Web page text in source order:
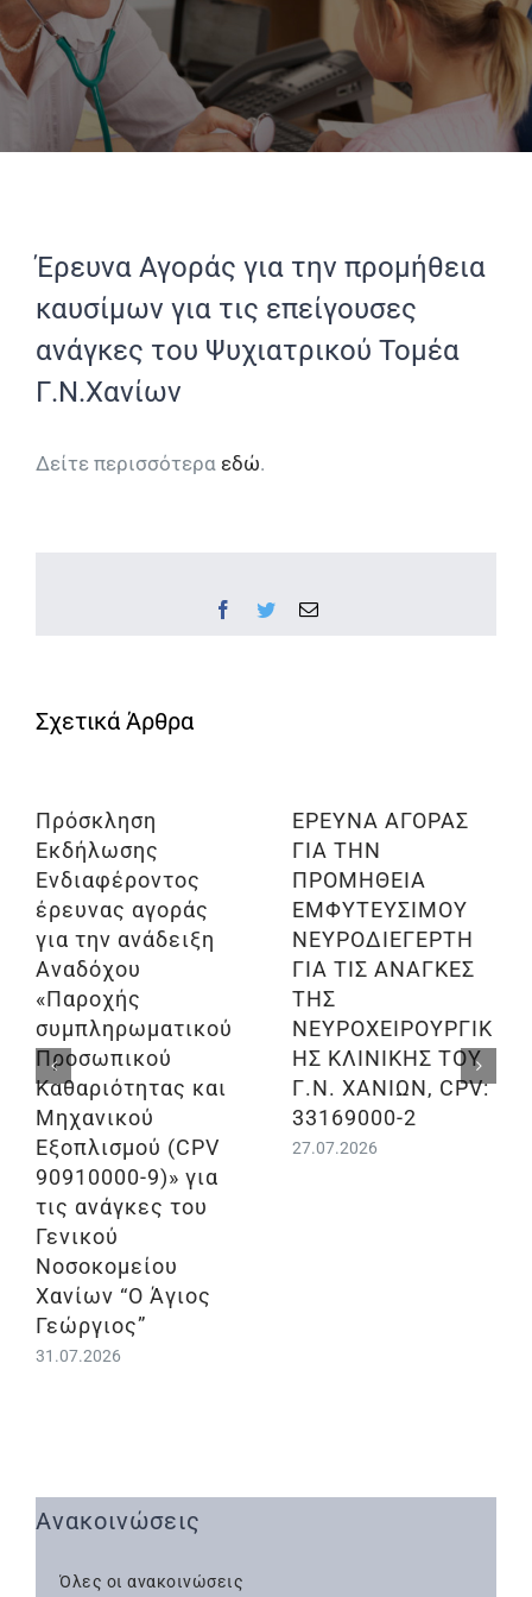
Έρευνα Αγοράς για την προμήθεια
καυσίμων για τις επείγουσες
ανάγκες του Ψυχιατρικού Τομέα
Γ.Ν.Χανίων
Δείτε περισσότερα εδώ.
Facebook
TwitterEmail
Πρόσκληση
Εκδήλωσης
Ενδιαφέροντος
έρευνας αγοράς
για την ανάδειξη
Αναδόχου
«Παροχής
συμπληρωματικού
Προσωπικού
Καθαριότητας και
Μηχανικού
Εξοπλισμού (CPV
90910000-9)» για
τις ανάγκες του
Γενικού
Νοσοκομείου
Χανίων “Ο Άγιος
Γεώργιος”
31.07.2026
ΕΡΕΥΝΑ ΑΓΟΡΑΣ
ΓΙΑ ΤΗΝ
ΠΡΟΜΗΘΕΙΑ
ΕΜΦΥΤΕΥΣΙΜΟΥ
ΝΕΥΡΟΔΙΕΓΕΡΤΗ
ΓΙΑ ΤΙΣ ΑΝΑΓΚΕΣ
ΤΗΣ
ΝΕΥΡΟΧΕΙΡΟΥΡΓΙΚ
ΗΣ ΚΛΙΝΙΚΗΣ ΤΟΥ
Γ.Ν. ΧΑΝΙΩΝ, CPV:
33169000-2
27.07.2026
Ανακοινώσεις
Όλες οι ανακοινώσεις